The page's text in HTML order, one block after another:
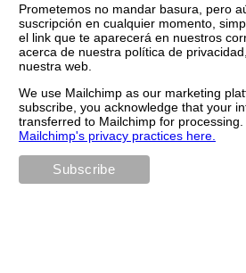
Prometemos no mandar basura, pero
suscripción en cualquier momento,
el link que te aparecerá en nuestros
acerca de nuestra política de
nuestra web.
We use Mailchimp as our marketing
subscribe, you acknowledge that your
transferred to Mailchimp for processing.
Mailchimp's privacy practices here.